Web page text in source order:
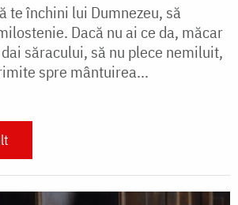
te închini lui Dumnezeu, să
Dacă nu ai ce da, măcar
săracului, să nu plece nemiluit,
spre mântuirea...